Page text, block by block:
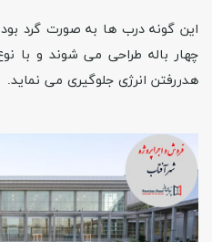
این گونه درب ها به صورت گرد
چهار باله طراحی می شوند و با
هدررفتن انرژی جلوگیری می نماید.